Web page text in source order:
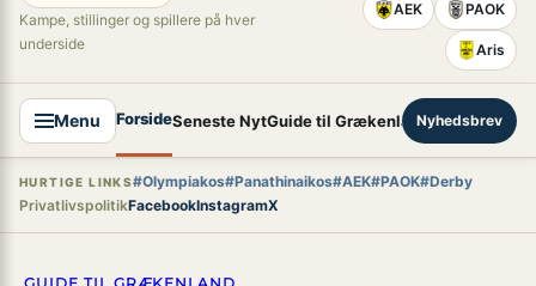
Kampe, stillinger og spillere på hver
underside
AEK PAOK
Aris
Menu ForsideSeneste NytGuide til GrækenlandSuper League
Nyhedsbrev
HURTIGE LINKS#Olympiakos#Panathinaikos#AEK#PAOK#Derby
PrivatlivspolitikFacebookInstagramX